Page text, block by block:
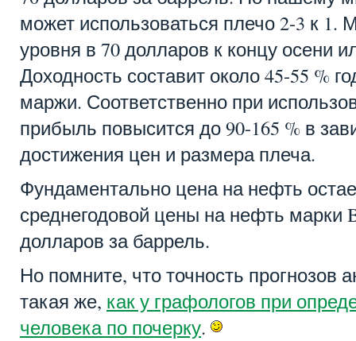
может использоваться плечо 2-3 к
уровня в 70 долларов к концу осени
Доходность составит около 45-55 %
маржи. Соответственно при
прибыль повысится до 90-165 % в
достижения цен и размера плеча.
Фундаментально цена на нефть
среднегодовой цены на нефть марки
долларов за баррель.
Но помните, что точность прогнозов
такая же, как у графологов при
человека по почерку.